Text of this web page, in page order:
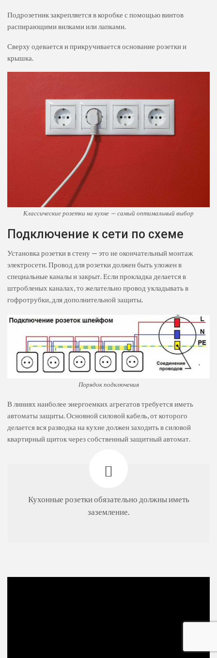
Подрозетник закрепляется в коробке с помощью винтов
распирающими вилками или лапками.
Сверху одевается и прикручивается основание розетки и
крышка.
Классические розетки на кухне — самый оптимальный выбор
Подключение к сети по схеме
Установка розетки в стену — это не окончательный монтаж
электросети. Провод для розетки должен быть уложен в
специальные каналы и закрыт. Если прокладка делается в
штробленых каналах, то желательно провод укладывать в
гофротрубки, для дополнительной защиты.
Порядок подключения
В линиях наиболее энергоемких агрегатов требуется иметь
автоматы защиты. Основной силовой кабель, от которого
делается вся разводка на кухне должен заходить в силовой
квартирный щиток через собственный защитный автомат.
Кухонные розетки обязательно должны иметь
заземление.